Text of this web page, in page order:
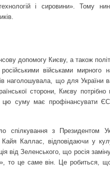
і сировини». Тому
допомогу Києву, а також
військами мирного
наголошувала, що для України
сторони, Києву
суму має профінансувати ЄС,
спілкування з Президентом
Каллас, відповідаючи у
від Зеленського, що росія
то це саме він. Це робиться,